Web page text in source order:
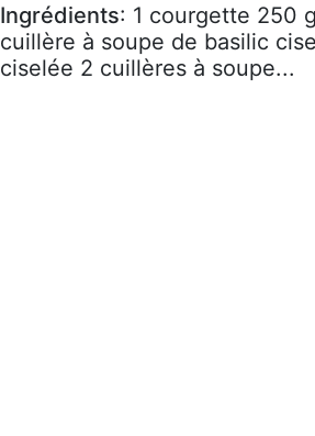
Ingrédients: 1 courgette 250
cuillère à soupe de basilic
ciselée 2 cuillères à soupe...